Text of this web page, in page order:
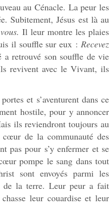
au Cénacle. La peur les
Subitement, Jésus est là au
Il leur montre les plaies
il souffle sur eux : Recevez
retrouvé son souffle de vie
revivent avec le Vivant, ils
et s’aventurent dans ce
hostile, pour y annoncer
ils reviendront toujours au
de la communauté des
pas pour s’y enfermer et se
pompe le sang dans tout
sont envoyés parmi les
de la terre. Leur peur a fait
leur couardise et leur